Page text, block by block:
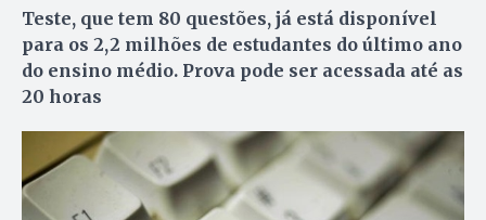
Teste, que tem 80 questões, já está disponível
para os 2,2 milhões de estudantes do último ano
do ensino médio. Prova pode ser acessada até as
20 horas